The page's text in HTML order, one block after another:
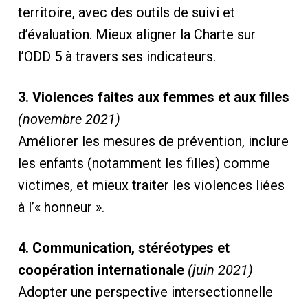
territoire, avec des outils de suivi et
d’évaluation. Mieux aligner la Charte sur
l’ODD 5 à travers ses indicateurs.
3. Violences faites aux femmes et aux filles
(novembre 2021)
Améliorer les mesures de prévention, inclure
les enfants (notamment les filles) comme
victimes, et mieux traiter les violences liées
à l’« honneur ».
4. Communication, stéréotypes et
coopération internationale (juin 2021)
Adopter une perspective intersectionnelle